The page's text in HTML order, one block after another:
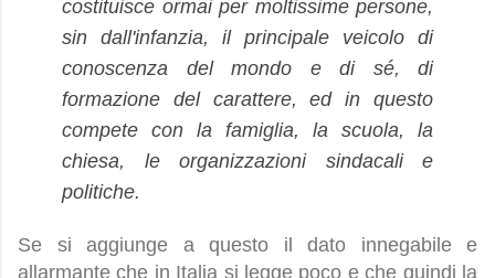
costituisce ormai per moltissime persone,
sin dall'infanzia, il principale veicolo di
conoscenza del mondo e di sé, di
formazione del carattere, ed in questo
compete con la famiglia, la scuola, la
chiesa, le organizzazioni sindacali e
politiche.
Se si aggiunge a questo il dato innegabile e
allarmante che in Italia si legge poco e che quindi la